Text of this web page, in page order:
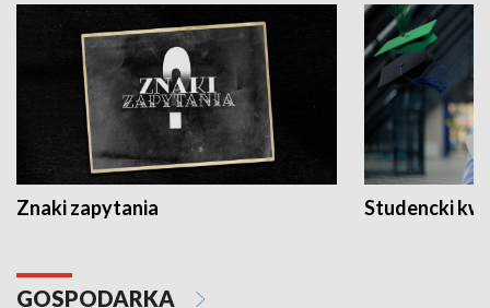
Znaki zapytania Studencki
GOSPODARKA